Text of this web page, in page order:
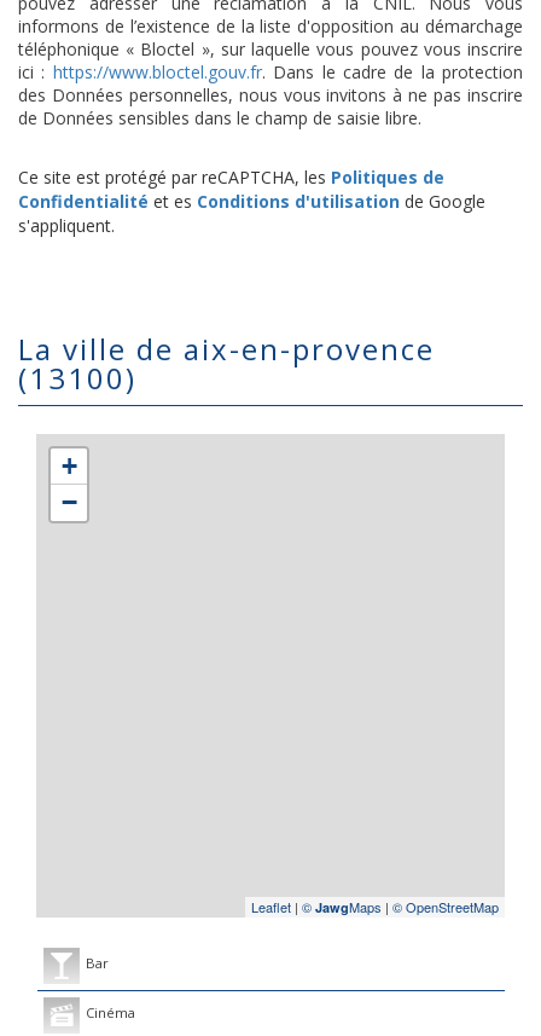
informons de l’existence de la liste d'opposition au démarchage
téléphonique « Bloctel », sur laquelle vous pouvez vous inscrire
ici : https://www.bloctel.gouv.fr. Dans le cadre de la protection
des Données personnelles, nous vous invitons à ne pas inscrire
de Données sensibles dans le champ de saisie libre.
Ce site est protégé par reCAPTCHA, les Politiques de
Confidentialité et es Conditions d'utilisation de Google
s'appliquent.
la ville de aix-en-provence
(13100)
+
−
Leaflet | © JawgMaps | © OpenStreetMap
Bar
Cinéma